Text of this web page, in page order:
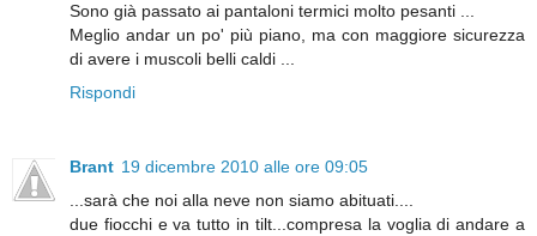
Sono già passato ai pantaloni termici molto pesanti ...
Meglio andar un po' più piano, ma con maggiore sicurezza
di avere i muscoli belli caldi ...
Rispondi
Brant 19 dicembre 2010 alle ore 09:05
...sarà che noi alla neve non siamo abituati....
due fiocchi e va tutto in tilt...compresa la voglia di andare a